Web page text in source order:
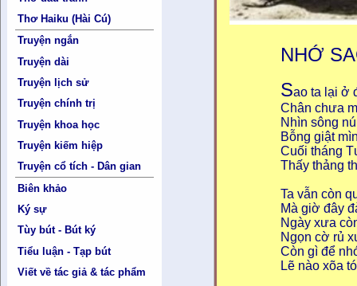
Thơ Haiku (Hài Cú)
Truyện ngắn
Truyện dài
Truyện lịch sử
Truyện chính trị
Truyện khoa học
Truyện kiếm hiệp
Truyện cổ tích - Dân gian
Biên khảo
Ký sự
Tùy bút - Bút ký
Tiểu luận - Tạp bút
Viết về tác giả & tác phẩm
NHỚ
Sao ta lại ở
Chân chưa
Nhìn sông
Bỗng giật
Cuối tháng
Thấy thảng
Ta vẫn còn
Mà giờ đây
Ngày xưa
Ngọn cờ rủ
Còn gì để
Lẽ nào xõa